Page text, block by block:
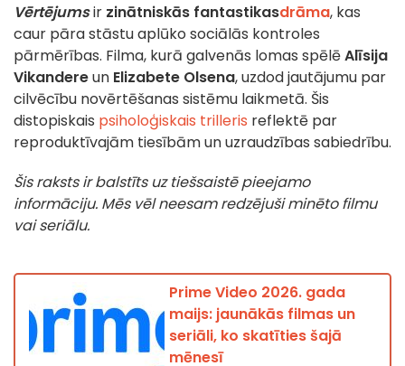
Vērtējumsir zinātniskās fantastikasdrāma, kas
caur pāra stāstu aplūko sociālās kontroles
pārmērības. Filma, kurā galvenās lomas spēlēAlīsija
Vikandereun Elizabete Olsena, uzdod jautājumu par
cilvēcību novērtēšanas sistēmu laikmetā. Šis
distopiskais psiholoģiskais trilleris reflektē par
reproduktīvajām tiesībām un uzraudzības sabiedrību.
Šis raksts ir balstīts uz tiešsaistē pieejamo
informāciju. Mēs vēl neesam redzējuši minēto filmu
vai seriālu.
Prime Video 2026. gada
maijs: jaunākās filmas un
seriāli, ko skatīties šajā
mēnesī